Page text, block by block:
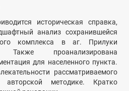
историческая справка,
анализ сохранившейся
комплекса в аг. Прилуки
проанализирована
для населенного пункта.
рассматриваемого
методике. Кратко